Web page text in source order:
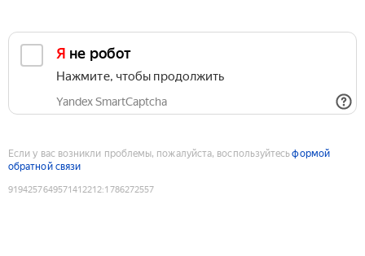
Я не робот
Нажмите, чтобы продолжить
Yandex SmartCaptcha
Если у вас возникли проблемы, пожалуйста, воспользуйтесьформой
обратной связи
9194257649571412212:1786272557